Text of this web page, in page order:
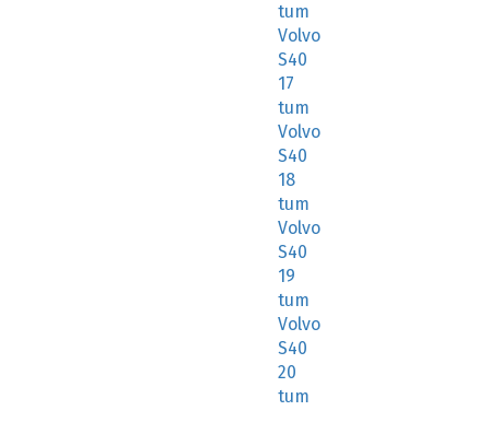
tum
Volvo
S40
17
tum
Volvo
S40
18
tum
Volvo
S40
19
tum
Volvo
S40
20
tum